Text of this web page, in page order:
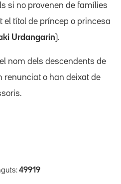
si no provenen de famílies
el títol de príncep o princesa
Urdangarin).
nom dels descendents de
renunciat o han deixat de
49919